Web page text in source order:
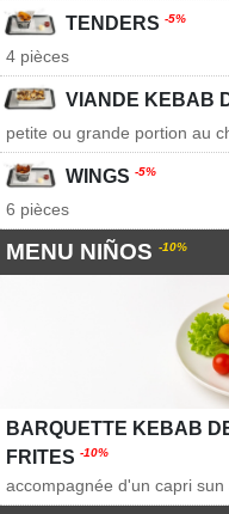
TENDERS -5%
4 pièces
VIANDE KEBAB
petite ou grande portion au
WINGS -5%
6 pièces
MENU NIÑOS -10%
BARQUETTE KEBAB
FRITES -10%
accompagnée d'un capri